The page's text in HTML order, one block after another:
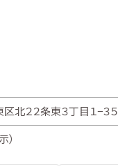
北２２条東３丁目１−３５
）